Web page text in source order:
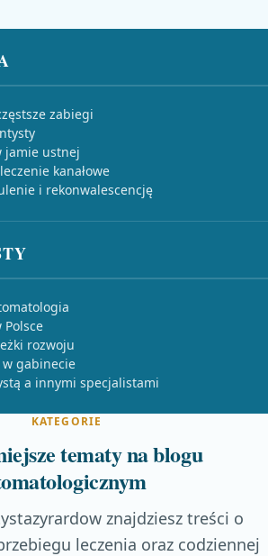
zabiegi
jamie ustnej
kanałowe
i rekonwalescencję
Polsce
rozwoju
gabinecie
a innymi specjalistami
KATEGORIE
tematy na blogu
znajdziesz treści o
leczenia oraz codziennej